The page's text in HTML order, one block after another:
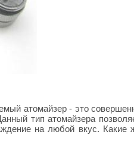
атомайзер - это
тип атомайзера
на любой вкус. Какие